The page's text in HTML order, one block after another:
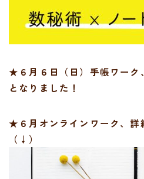
★６月６日（日）手帳ワーク
となりました！
★６月オンラインワーク、詳
（↓）